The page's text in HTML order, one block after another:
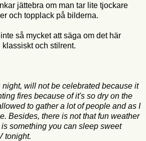
jättebra om man tar lite tjockare
och topplack på bilderna.
så mycket att säga om det här
klassiskt och stilrent.
will not be celebrated because it
fires because of it's so dry on the
to gather a lot of people and as I
Besides, there is not that fun weather
something you can sleep sweet
tonight.